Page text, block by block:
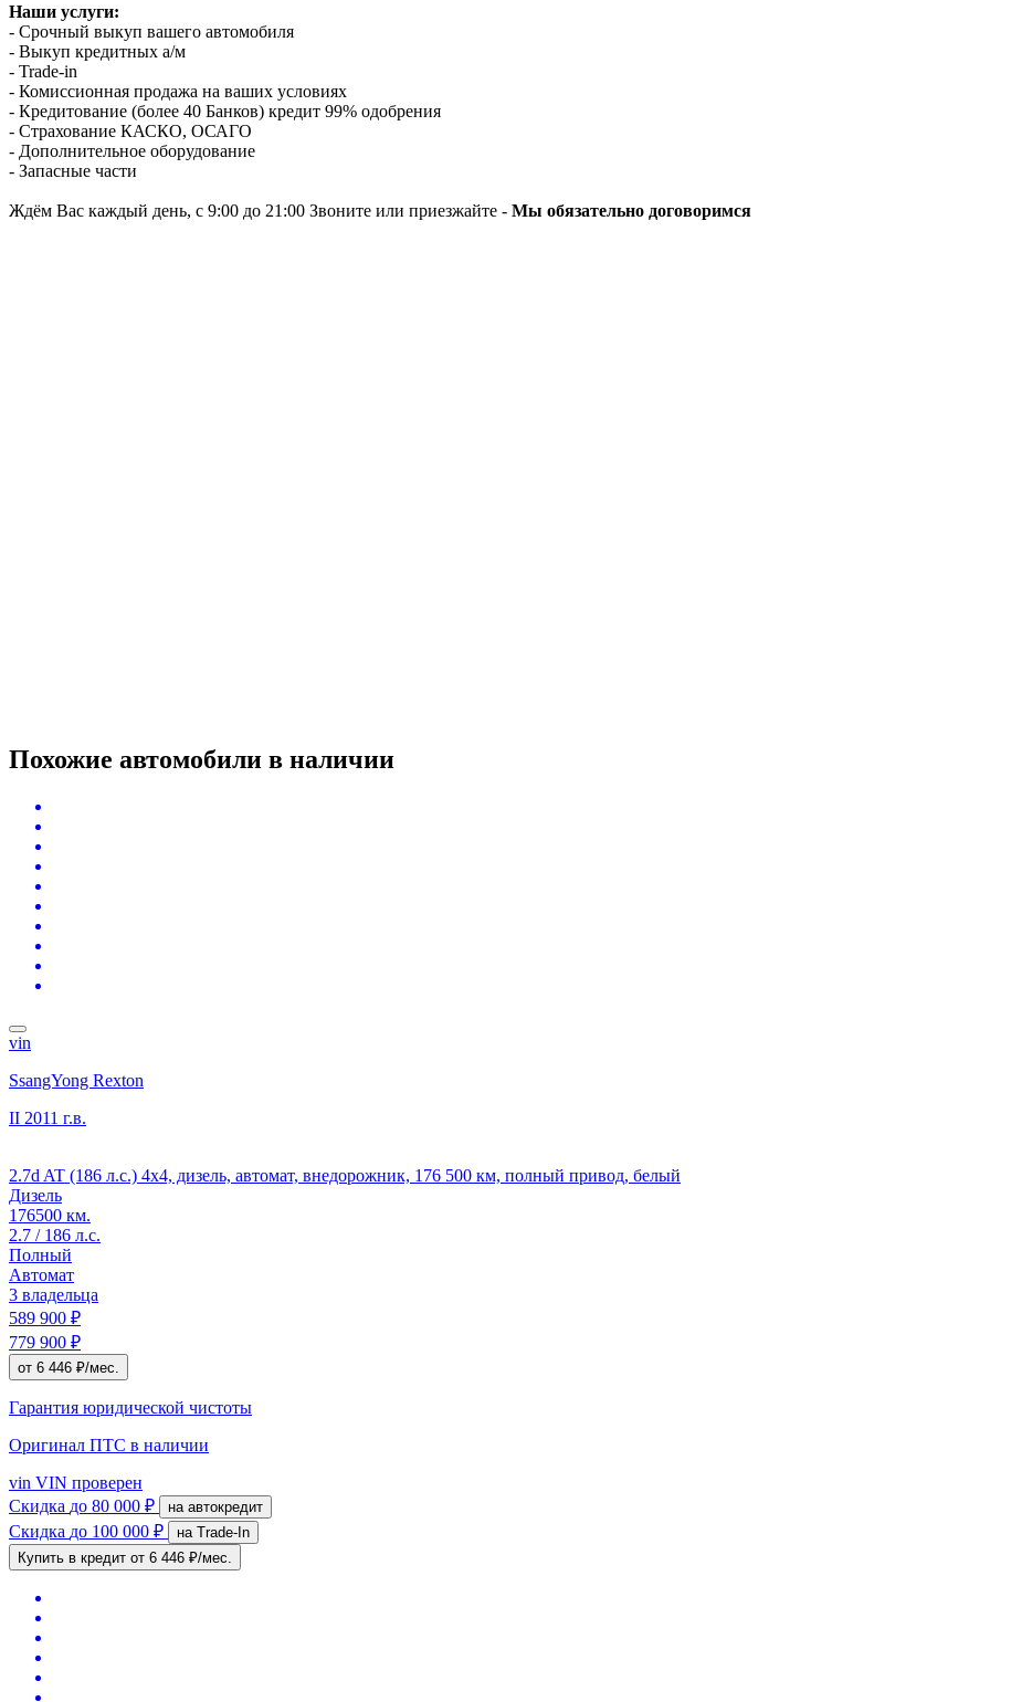
Наши услуги:
- Срочный выкуп вашего автомобиля
- Выкуп кредитных а/м
- Trade-in
- Комиссионная продажа на ваших условиях
- Кредитование (более 40 Банков) кредит 99% одобрения
- Страхование КАСКО, ОСАГО
- Дополнительное оборудование
- Запасные части
Ждём Вас каждый день, с 9:00 до 21:00 Звоните или приезжайте - Мы обязательно договоримся
Похожие автомобили в наличии
vin
SsangYong Rexton
II 2011 г.в.
2.7d AT (186 л.с.) 4x4, дизель, автомат, внедорожник, 176 500 км, полный привод, белый
Дизель
176500 км.
2.7 / 186 л.с.
Полный
Автомат
3 владельца
589 900 ₽
779 900 ₽
от 6 446 ₽/мес.
Гарантия юридической чистоты
Оригинал ПТС в наличии
vin VIN проверен
Скидка до 80 000 ₽ на автокредит
Скидка до 100 000 ₽
на Trade-In
Купить в кредит от 6 446 ₽/мес.